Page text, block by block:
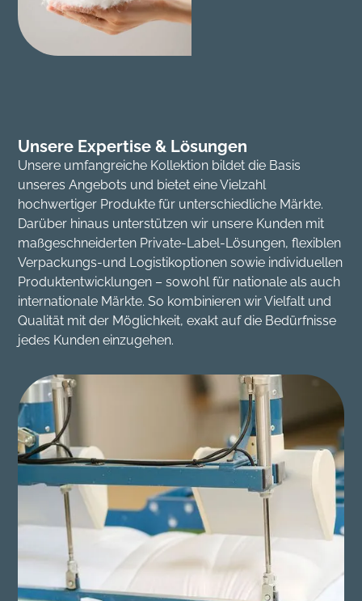
Unsere Expertise & Lösungen
Unsere umfangreiche Kollektion bildet die Basis
unseres Angebots und bietet eine Vielzahl
hochwertiger Produkte für unterschiedliche Märkte.
Darüber hinaus unterstützen wir unsere Kunden mit
maßgeschneiderten Private-Label-Lösungen, flexiblen
Verpackungs-und Logistikoptionen sowie individuellen
Produktentwicklungen – sowohl für nationale als auch
internationale Märkte. So kombinieren wir Vielfalt und
Qualität mit der Möglichkeit, exakt auf die Bedürfnisse
jedes Kunden einzugehen.